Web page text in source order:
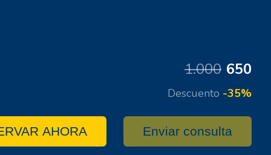
1.000 650
Descuento -35%
AHORA Enviar consulta